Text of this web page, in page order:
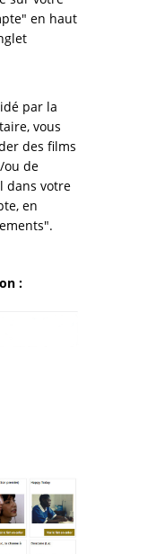
en haut
par la
vous
des films
ou de
dans votre
en
: